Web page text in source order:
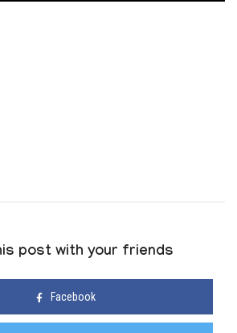
post with your friends
Facebook